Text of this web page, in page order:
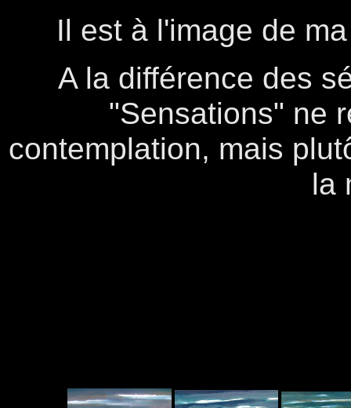
Il est à l'image de
A la différence des
"Sensations" ne
contemplation, mais
la